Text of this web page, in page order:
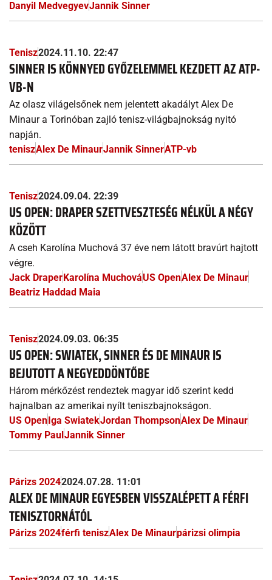
Danyil MedvegyevJannik Sinner
Tenisz2024.11.10. 22:47
SINNER IS KÖNNYED GYŐZELEMMEL KEZDETT AZ ATP-
VB-N
Az olasz világelsőnek nem jelentett akadályt Alex De
Minaur a Torinóban zajló tenisz-világbajnokság nyitó
napján.
teniszAlex De MinaurJannik SinnerATP-vb
Tenisz2024.09.04. 22:39
US OPEN: DRAPER SZETTVESZTESÉG NÉLKÜL A NÉGY
KÖZÖTT
A cseh Karolína Muchová 37 éve nem látott bravúrt hajtott
végre.
Jack DraperKarolína MuchováUS OpenAlex De Minaur
Beatriz Haddad Maia
Tenisz2024.09.03. 06:35
US OPEN: SWIATEK, SINNER ÉS DE MINAUR IS
BEJUTOTT A NEGYEDDÖNTŐBE
Három mérkőzést rendeztek magyar idő szerint kedd
hajnalban az amerikai nyílt teniszbajnokságon.
US OpenIga SwiatekJordan ThompsonAlex De Minaur
Tommy PaulJannik Sinner
Párizs 20242024.07.28. 11:01
ALEX DE MINAUR EGYESBEN VISSZALÉPETT A FÉRFI
TENISZTORNÁTÓL
Párizs 2024férfi teniszAlex De Minaurpárizsi olimpia